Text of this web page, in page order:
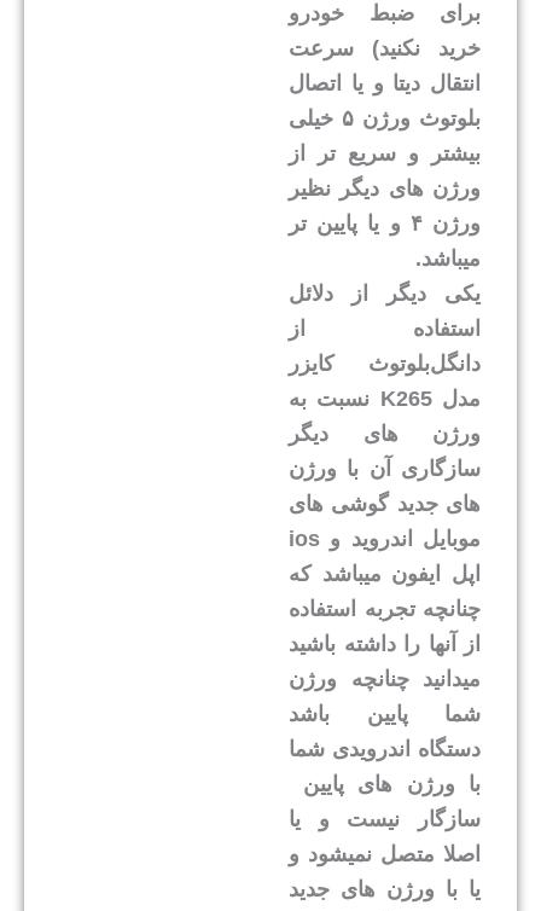
برای ضبط خودرو
خرید نکنید) سرعت
انتقال دیتا و یا اتصال
بلوتوث ورژن ۵ خیلی
بیشتر و سریع تر از
ورژن های دیگر نظیر
ورژن ۴ و یا پایین تر
میباشد.
یکی دیگر از دلائل
استفاده از
دانگل‌بلوتوث کایزر
مدل K265 نسبت به
ورژن های دیگر
سازگاری آن با ورژن
های جدید گوشی های
موبایل اندروید و ios
اپل ایفون میباشد که
چنانچه تجربه استفاده
از آنها را داشته باشید
میدانید چنانچه ورژن
شما پایین باشد
دستگاه اندرویدی شما
با ورژن های پایین
سازگار نیست و یا
اصلا متصل نمیشود و
یا با ورژن های جدید